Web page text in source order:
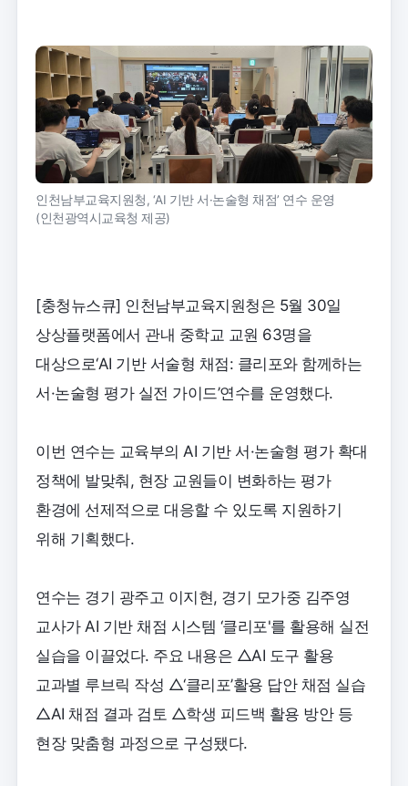
인천남부교육지원청, ‘AI 기반 서·논술형 채점’ 연수 운영
(인천광역시교육청 제공)
[충청뉴스큐] 인천남부교육지원청은 5월 30일
상상플랫폼에서 관내 중학교 교원 63명을
대상으로‘AI 기반 서술형 채점: 클리포와 함께하는
서·논술형 평가 실전 가이드’연수를 운영했다.
이번 연수는 교육부의 AI 기반 서·논술형 평가 확대
정책에 발맞춰, 현장 교원들이 변화하는 평가
환경에 선제적으로 대응할 수 있도록 지원하기
위해 기획했다.
연수는 경기 광주고 이지현, 경기 모가중 김주영
교사가 AI 기반 채점 시스템 ‘클리포'를 활용해 실전
실습을 이끌었다. 주요 내용은 △AI 도구 활용
교과별 루브릭 작성 △‘클리포’활용 답안 채점 실습
△AI 채점 결과 검토 △학생 피드백 활용 방안 등
현장 맞춤형 과정으로 구성됐다.